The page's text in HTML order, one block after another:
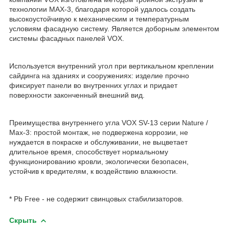
технологии MAX-3, благодаря которой удалось создать
высокоустойчивую к механическим и температурным
условиям фасадную систему. Является доборным элементом
системы фасадных панелей VOX.
Используется внутренний угол при вертикальном креплении
сайдинга на зданиях и сооружениях: изделие прочно
фиксирует панели во внутренних углах и придает
поверхности законченный внешний вид.
Преимущества внутреннего угла VOX SV-13 серии Nature /
Max-3: простой монтаж, не подвержена коррозии, не
нуждается в покраске и обслуживании, не выцветает
длительное время, способствует нормальному
функционированию кровли, экологически безопасен,
устойчив к вредителям, к воздействию влажности.
* Pb Free - не содержит свинцовых стабилизаторов.
Скрыть